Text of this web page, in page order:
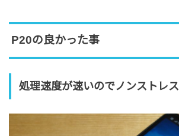
P20の良かった事
処理速度が速いのでノンストレス